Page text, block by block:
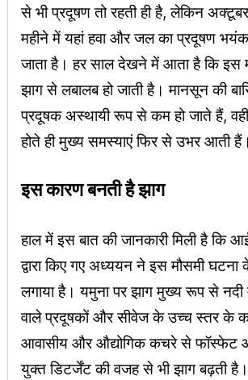
से भी प्रदूषण तो रहती ही है, लेकिन
महीने में यहां हवा और जल का प्रदूषण
जाता है। हर साल देखने में आता है कि इस
झाग से लबालब हो जाती है। मानसून की
प्रदूषक अस्थायी रूप से कम हो जाते हैं,
होते ही मुख्य समस्याएं फिर से उभर आती हैं।
इस कारण बनती है झाग
हाल में इस बात की जानकारी मिली है कि
द्वारा किए गए अध्ययन ने इस मौसमी घटना
लगाया है। यमुना पर झाग मुख्य रूप से
वाले प्रदूषकों और सीवेज के उच्च स्तर के
आवासीय और औद्योगिक कचरे से फॉस्फेट
युक्त डिटर्जेंट की वजह से भी झाग बढ़ती